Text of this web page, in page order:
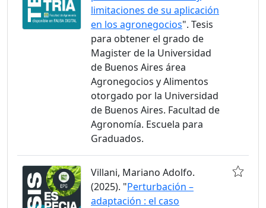
limitaciones de su aplicación
en los agronegocios". Tesis
para obtener el grado de
Magister de la Universidad
de Buenos Aires área
Agronegocios y Alimentos
otorgado por la Universidad
de Buenos Aires. Facultad de
Agronomía. Escuela para
Graduados.
Villani, Mariano Adolfo.
(2025). "Perturbación –
adaptación : el caso